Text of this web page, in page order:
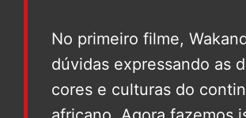
No primeiro filme,
dúvidas expressando as
cores e culturas do